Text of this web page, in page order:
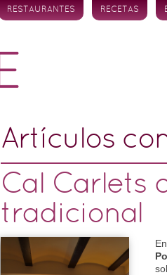
RESTAURANTES RECETAS
Artículos
Cal Carlets
tradicional